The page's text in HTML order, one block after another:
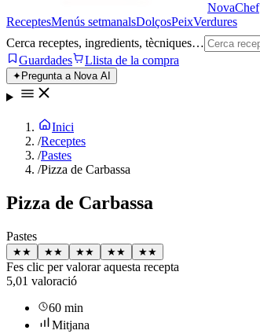
NovaChef
ReceptesMenús setmanalsDolçosPeixVerdures
Cerca receptes, ingredients, tècniques…
Guardades
Llista de la compra
✦ Pregunta a Nova AI
Inici
/Receptes
/Pastes
/Pizza de Carbassa
Pizza de Carbassa
Pastes
★★ ★★ ★★ ★★ ★★
Fes clic per valorar aquesta recepta
5,01 valoració
60 min
Mitjana